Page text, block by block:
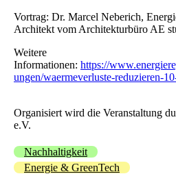
Vortrag: Dr. Marcel Neberich,
Architekt vom Architekturbüro AE
Weitere
Informationen: https://
ungen/waermeverluste-reduzieren-
Organisiert wird die Veranstaltung
e.V.
Nachhaltigkeit
Energie & GreenTech